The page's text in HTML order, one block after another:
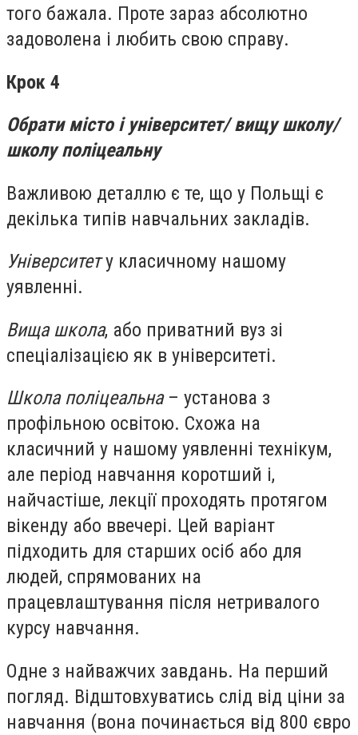
того бажала. Проте зараз абсолютно
задоволена і любить свою справу.
Крок 4
Обрати місто і університет/ вищу школу/
школу поліцеальну
Важливою деталлю є те, що у Польщі є
декілька типів навчальних закладів.
Університету класичному нашому
уявленні.
Вища школа, або приватний вуз зі
спеціалізацією як в університеті.
Школа поліцеальна– установа з
профільною освітою. Схожа на
класичний у нашому уявленні технікум,
але період навчання коротший і,
найчастіше, лекції проходять протягом
вікенду або ввечері. Цей варіант
підходить для старших осіб або для
людей, спрямованих на
працевлаштування після нетривалого
курсу навчання.
Одне з найважчих завдань. На перший
погляд. Відштовхуватись слід від ціни за
навчання (вона починається від 800 євро